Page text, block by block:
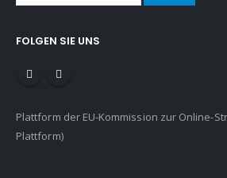
FOLGEN SIE UNS
Plattform der EU-Kommission zur Online-
Plattform)